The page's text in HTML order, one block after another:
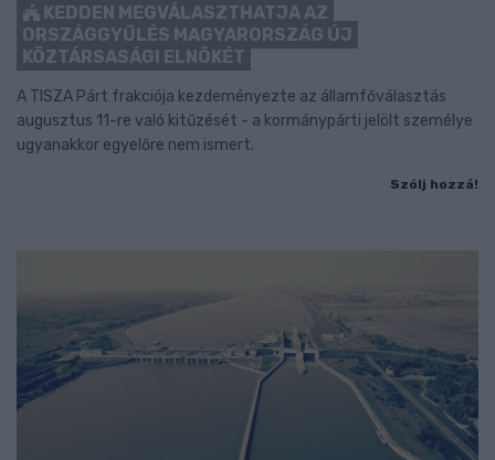
KEDDEN MEGVÁLASZTHATJA AZ
ORSZÁGGYŰLÉS MAGYARORSZÁG ÚJ
KÖZTÁRSASÁGI ELNÖKÉT
A TISZA Párt frakciója kezdeményezte az államfőválasztás
augusztus 11-re való kitűzését - a kormánypárti jelölt személye
ugyanakkor egyelőre nem ismert.
Szólj hozzá!